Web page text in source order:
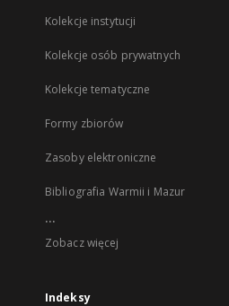
Kolekcje instytucji
Kolekcje osób prywatnych
Kolekcje tematyczne
Formy zbiorów
Zasoby elektroniczne
Bibliografia Warmii i Mazur
...
Zobacz więcej
Indeksy